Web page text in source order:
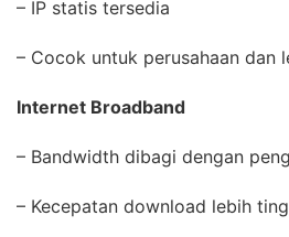
– IP statis tersedia
– Cocok untuk perusahaan dan
Internet Broadband
– Bandwidth dibagi dengan
– Kecepatan download lebih